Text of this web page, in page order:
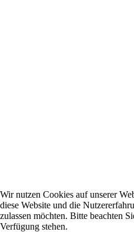
Wir nutzen Cookies auf unserer
diese Website und die
zulassen möchten. Bitte beachten
Verfügung stehen.